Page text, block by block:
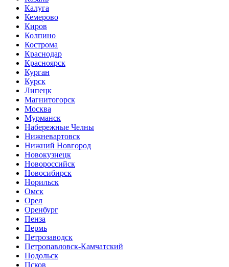
Калуга
Кемерово
Киров
Колпино
Кострома
Краснодар
Красноярск
Курган
Курск
Липецк
Магнитогорск
Москва
Мурманск
Набережные Челны
Нижневартовск
Нижний Новгород
Новокузнецк
Новороссийск
Новосибирск
Норильск
Омск
Орел
Оренбург
Пенза
Пермь
Петрозаводск
Петропавловск-Камчатский
Подольск
Псков